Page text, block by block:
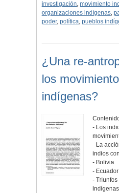
investigación, movimiento
organizaciones indígenas,
poder, política, pueblos
¿Una re-
los
indígenas?
- Los
- La
indios
- Bolivia
- Ecuador
-
indígenas